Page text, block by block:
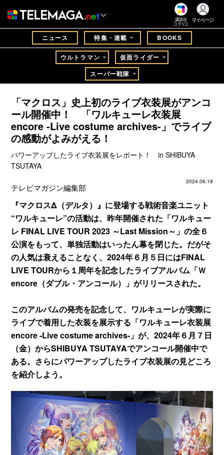
講談社
コクリコ
マイページ
ニュース 特集・連載 BOOKS
ウルトラマン
仮面ライダー
スーパー戦隊
「マクロス」史上初のライブ衣装展がアンコ
ール開催中！ 「ワルキューレ衣装展
encore -Live costume archives-」でライブ
の感動がよみがえる！
パワーアップしたライブ衣装展をレポート！ in SHIBUYA
TSUTAYA
2024.06.18
テレビマガジン編集部
『マクロスΔ（デルタ）』に登場する戦術音楽ユニット
“ワルキューレ”の活動は、昨年開催された「ワルキュー
レ FINAL LIVE TOUR 2023 ～Last Mission～」の全６
公演をもって、単独活動はいったん幕を閉じた。だがそ
の人気は衰えることなく、2024年６月５日にはFINAL
LIVE TOURから１周年を記念したライブアルバム「Ｗ
encore（ダブル・アンコール）」がリリースされた。
このアルバムの発売を記念して、ワルキューレが実際に
ライブで着用した衣装を展示する「ワルキューレ衣装展
encore -Live costume archives-」が、2024年６月７日
（金）からSHIBUYA TSUTAYAでアンコール開催中で
ある。さらにパワーアップしたライブ衣装展の見どころ
を紹介しよう。